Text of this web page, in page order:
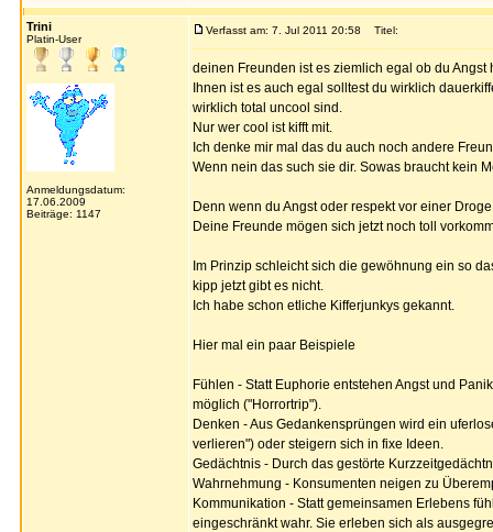
Trini
Platin-User
Anmeldungsdatum:
17.06.2009
Beiträge: 1147
Verfasst am: 7. Jul 2011 20:58 Titel:
deinen Freunden ist es ziemlich egal ob du Angst
Ihnen ist es auch egal solltest du wirklich
wirklich total uncool sind.
Nur wer cool ist kifft mit.
Ich denke mir mal das du auch noch andere
Wenn nein das such sie dir. Sowas braucht kein
Denn wenn du Angst oder respekt vor einer
Deine Freunde mögen sich jetzt noch toll
Im Prinzip schleicht sich die gewöhnung ein so
kipp jetzt gibt es nicht.
Ich habe schon etliche Kifferjunkys gekannt.
Hier mal ein paar Beispiele
Fühlen - Statt Euphorie entstehen Angst und
möglich ("Horrortrip").
Denken - Aus Gedankensprüngen wird ein
verlieren") oder steigern sich in fixe Ideen.
Gedächtnis - Durch das gestörte
Wahrnehmung - Konsumenten neigen zu
Kommunikation - Statt gemeinsamen Erlebens
eingeschränkt wahr. Sie erleben sich als